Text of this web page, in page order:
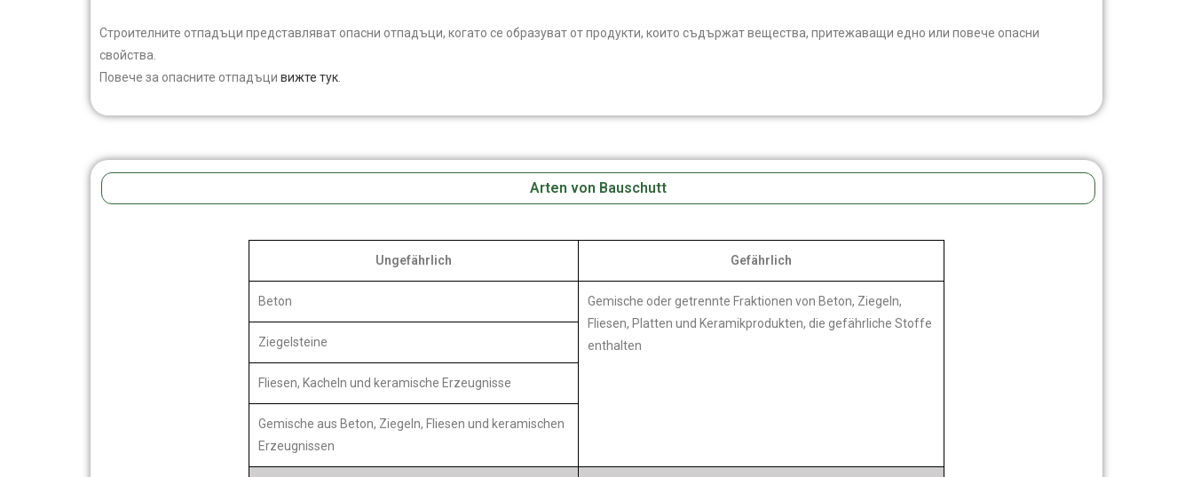
Строителните отпадъци представляват опасни отпадъци, когато се образуват от продукти, които съдържат вещества, притежаващи едно или повече опасни
свойства.
Повече за опасните отпадъци вижте тук
Arten von Bauschutt
Ungefährlich Gefährlich
Beton
Gemische oder getrennte Fraktionen von Beton, Ziegeln,
Fliesen, Platten und Keramikprodukten, die gefährliche Stoffe
enthalten
Ziegelsteine
Fliesen, Kacheln und keramische Erzeugnisse
Gemische aus Beton, Ziegeln, Fliesen und keramischen
Erzeugnissen